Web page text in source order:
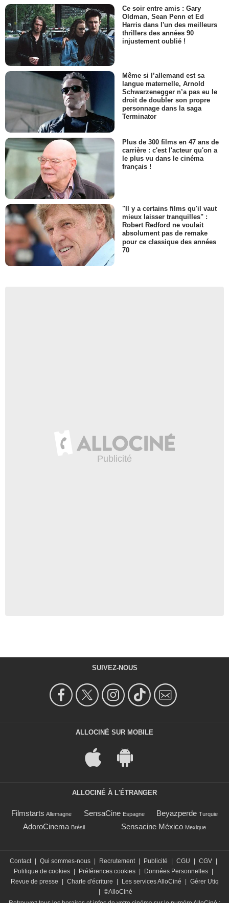
Ce soir entre amis : Gary
Oldman, Sean Penn et Ed
Harris dans l'un des meilleurs
thrillers des années 90
injustement oublié !
Même si l’allemand est sa
langue maternelle, Arnold
Schwarzenegger n’a pas eu le
droit de doubler son propre
personnage dans la saga
Terminator
Plus de 300 films en 47 ans de
carrière : c'est l'acteur qu'on a
le plus vu dans le cinéma
français !
"Il y a certains films qu'il vaut
mieux laisser tranquilles" :
Robert Redford ne voulait
absolument pas de remake
pour ce classique des années
70
SUIVEZ-NOUS
ALLOCINÉ SUR MOBILE
ALLOCINÉ À L'ÉTRANGER
Filmstarts Allemagne SensaCine Espagne Beyazperde Turquie
AdoroCinema Brésil Sensacine México Mexique
Contact | Qui sommes-nous | Recrutement | Publicité | CGU | CGV |
Politique de cookies | Préférences cookies | Données Personnelles |
Revue de presse
| Charte d'écriture | Les services AlloCiné | Gérer Utiq
| ©AlloCiné